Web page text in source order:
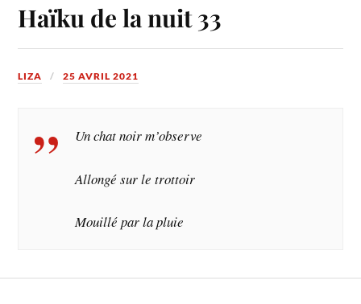
Haïku de la nuit 33
LIZA 25 AVRIL 2021
Un chat noir m’observe
Allongé sur le trottoir
Mouillé par la pluie